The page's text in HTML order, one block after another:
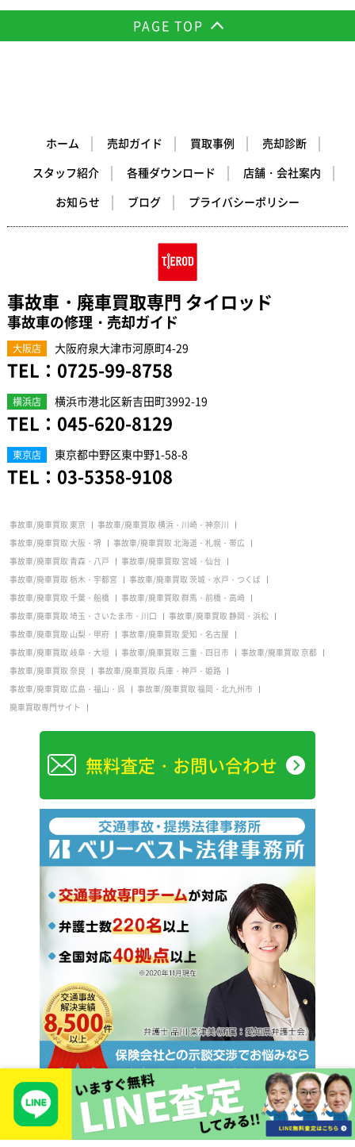
PAGE TOP
ホーム 売却ガイド 買取事例
売却診断
スタッフ紹介
各種ダウンロード
店舗・会社案内
お知らせ
ブログ プライバシーポリシー
事故車・廃車買取専門 タイロッド
事故車の修理・売却ガイド
大阪店 大阪府泉大津市河原町4-29
TEL： 0725-99-8758
横浜店 横浜市港北区新吉田町3992-19
TEL： 045-620-8129
東京店 東京都中野区東中野1-58-8
TEL： 03-5358-9108
事故車/廃車買取 東京
事故車/廃車買取 横浜・川崎・神奈川
事故車/廃車買取 大阪・堺
事故車/廃車買取 北海道・札幌・帯広
事故車/廃車買取 青森・八戸
事故車/廃車買取 宮城・仙台
事故車/廃車買取 栃木・宇都宮
事故車/廃車買取 茨城・水戸・つくば
事故車/廃車買取 千葉・船橋
事故車/廃車買取 群馬・前橋・高崎
事故車/廃車買取 埼玉・さいたま市・川口
事故車/廃車買取 静岡・浜松
事故車/廃車買取 山梨・甲府
事故車/廃車買取 愛知・名古屋
事故車/廃車買取 岐阜・大垣
事故車/廃車買取 三重・四日市
事故車/廃車買取 京都
事故車/廃車買取 奈良
事故車/廃車買取 兵庫・神戸・姫路
事故車/廃車買取 広島・福山・呉
事故車/廃車買取 福岡・北九州市
廃車買取専門サイト
無料査定・お問い合わせ
Copyright © 2026 TIEROD Co., LTD
871